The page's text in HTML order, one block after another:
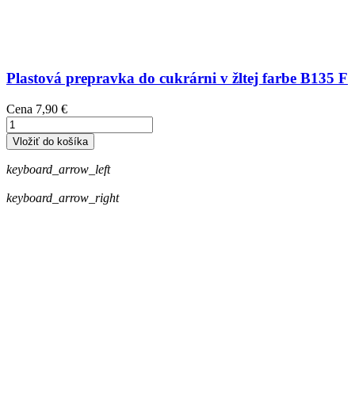
Plastová prepravka do cukrárni v žltej farbe B135 F
Cena 7,90 €
Vložiť do košíka
keyboard_arrow_left
keyboard_arrow_right